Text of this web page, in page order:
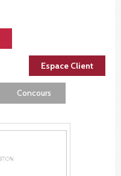
Espace Client
Concours